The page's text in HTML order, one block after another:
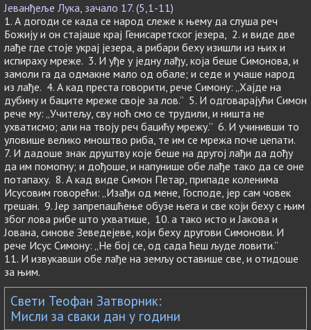
Јеванђеље Лука, зачало 17. (5,1-11)
1. А догоди се када се народ слеже к њему да слуша реч
Божију и он стајаше крај Генисаретског језера, 2. и виде две
лађе где стоје украј језера, а рибари беху изишли из њих и
испираху мреже. 3. И уђе у једну лађу, која беше Симонова, и
замоли га да одмакне мало од обале; и седе и учаше народ
из лађе. 4. А кад преста говорити, рече Симону: „Хајде на
дубину и баците мреже своје за лов.” 5. И одговарајући Симон
рече му: „Учитељу, сву ноћ смо се трудили, и ништа не
ухватисмо; али на твоју реч бацићу мрежу.” 6. И учинивши то
уловише велико мноштво риба, те им се мрежа поче цепати.
7. И дадоше знак друштву које беше на другој лађи да дођу
да им помогну; и дођоше, и напунише обе лађе тако да се оне
потапаху. 8. А кад виде Симон Петар, припаде коленима
Исусовим говорећи: „Изађи од мене, Господе, јер сам човек
грешан. 9. Јер запрепашћење обузе њега и све који беху с њим
због лова рибе што ухватише, 10. а тако исто и Јакова и
Јована, синове Зеведејеве, који беху другови Симонови. И
рече Исус Симону: „Не бој се, од сада ћеш људе ловити.”
11. И извукавши обе лађе на земљу оставише све, и отидоше
за њим.
Свети Теофан Затворник:
Мисли за сваки дан у години